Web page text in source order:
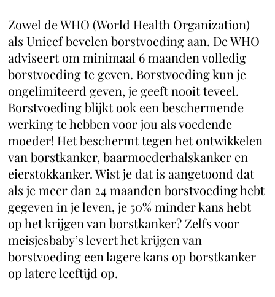
Zowel de WHO (World Health Organization)
als Unicef bevelen borstvoeding aan. De WHO
adviseert om minimaal 6 maanden volledig
borstvoeding te geven. Borstvoeding kun je
ongelimiteerd geven, je geeft nooit teveel.
Borstvoeding blijkt ook een beschermende
werking te hebben voor jou als voedende
moeder! Het beschermt tegen het ontwikkelen
van borstkanker, baarmoederhalskanker en
eierstokkanker. Wist je dat is aangetoond dat
als je meer dan 24 maanden borstvoeding hebt
gegeven in je leven, je 50% minder kans hebt
op het krijgen van borstkanker? Zelfs voor
meisjesbaby’s levert het krijgen van
borstvoeding een lagere kans op borstkanker
op latere leeftijd op.